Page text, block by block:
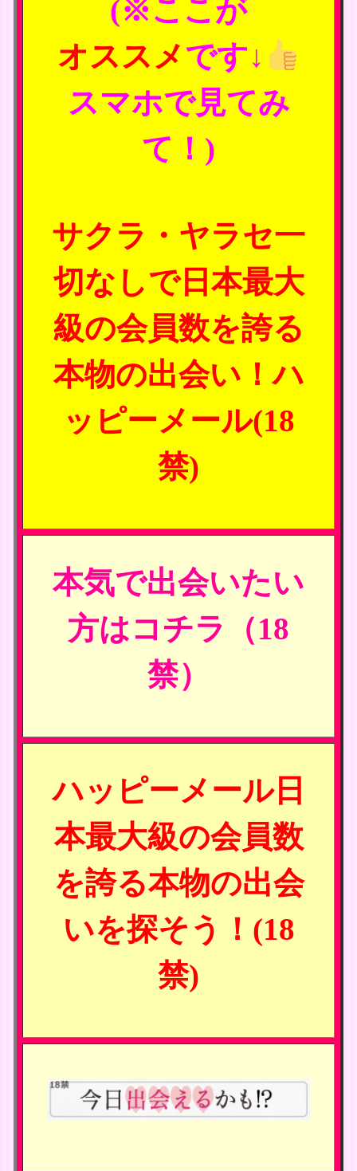
(※ここが
オススメです↓
スマホで見てみ
て！)
サクラ・ヤラセ一
切なしで日本最大
級の会員数を誇る
本物の出会い！ハ
ッピーメール(18
禁)
本気で出会いたい
方はコチラ（18
禁）
ハッピーメール日
本最大級の会員数
を誇る本物の出会
いを探そう！(18
禁)